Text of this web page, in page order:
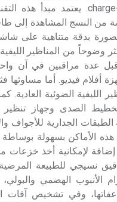
من النسج المشاهدة إلى
بدقة متناهية على شاشة
وضوحاً من المناظير
عدة مراقبين في آن
أفلام فيديو. أما مساوئها
الليفية الضوئية
الجدارية للأجواف
الأماكن بسهولة
لإمكانية أخذ خزعات
نسيجي للطبيعة المرضية
الأنبوب الهضمي
وفي تشخيص